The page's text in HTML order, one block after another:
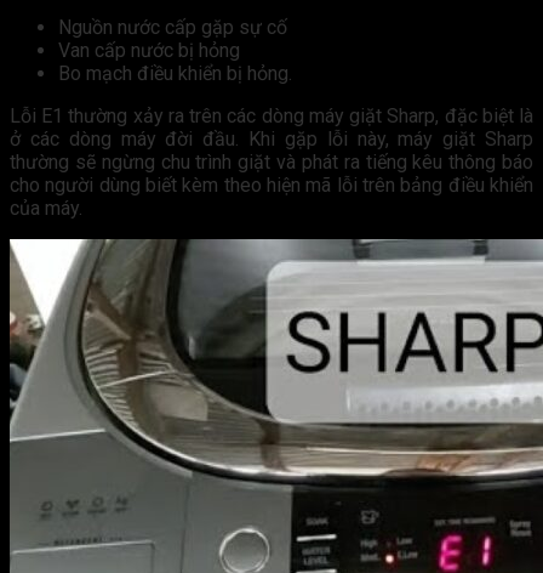
Nguồn nước cấp gặp sự cố
Van cấp nước bị hỏng
Bo mạch điều khiển bị hỏng.
Lỗi E1 thường xảy ra trên các dòng máy giặt Sharp, đặc biệt là
ở các dòng máy đời đầu. Khi gặp lỗi này, máy giặt Sharp
thường sẽ ngừng chu trình giặt và phát ra tiếng kêu thông báo
cho người dùng biết kèm theo hiện mã lỗi trên bảng điều khiển
của máy.